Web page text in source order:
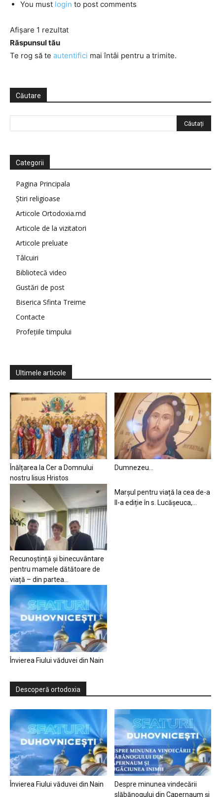
You must login to post comments
Afișare 1 rezultat
Răspunsul tău
Te rog să te autentifici mai întâi pentru a trimite.
Căutare
Categorii
Pagina Principala
Știri religioase
Articole Ortodoxia.md
Articole de la vizitatori
Articole preluate
Tâlcuiri
Bibliotecă video
Gustări de post
Biserica Sfinta Treime
Contacte
Profețiile timpului
Ultimele articole
Înălțarea la Cer a Domnului
nostru Iisus Hristos
Dumnezeu…
Recunoștință și binecuvântare
pentru mamele dătătoare de
viață – din partea...
Marșul pentru viață la cea de-a
II-a ediție în s. Lucășeuca,...
Învierea Fiului văduvei din Nain
Descoperă ortodoxia
Învierea Fiului văduvei din Nain
Despre minunea vindecării
slăbănogului din Capernaum și